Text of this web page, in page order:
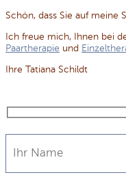
Schön, dass Sie auf meine
Ich freue mich, Ihnen bei
Paartherapie und
Ihre Tatiana Schildt